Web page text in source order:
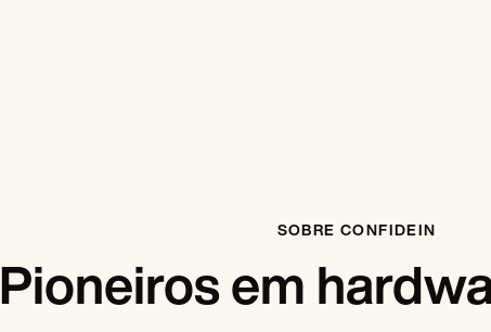
SOBRE CONFIDEIN
Pioneiros em